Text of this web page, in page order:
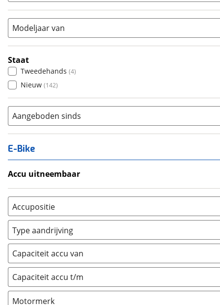
Vouwfiets (0)
Modeljaar van
Staat
Tweedehands (4)
Nieuw (142)
Aangeboden sinds
E-Bike
Accu uitneembaar
Nee, vast (0)
Accupositie
Bagagedrager (0)
Frame (0 )
Vloer (0
Achterbank (0)
Kofferbak (0)
Overig (0)
Type aandrijving
Achterwiel (0)
Trapas
Voorwiel
Capaciteit accu van
Capaciteit accu t/m
Motormerk